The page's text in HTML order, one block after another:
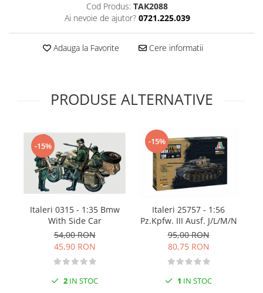
Green Stuff World
Special Effects
Diluanti, lacuri si auxiliare
Pigmenti Super Metalici
Fluorescent Paints
Chrome Paints
Dipping Inks
Flexible Paint
Trench Crusade
Warhammer The Old World
Figurine Colectionabile
Cod Produs: TAK2088
Ai nevoie de ajutor? 0721.225.039
Adauga la Favorite Cere informatii
PRODUSE ALTERNATIVE
-15%
Italeri 0315 - 1:35 Bmw
With Side Car
54,00 RON
45,90 RON
2 IN STOC
-15%
Italeri 25757 - 1:56
Pz.Kpfw. III Ausf. J/L/M/N
95,00 RON
80,75 RON
1 IN STOC